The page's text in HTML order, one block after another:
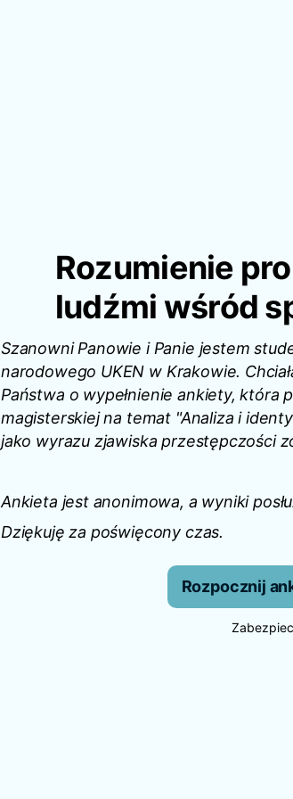
Rozumienie
ludźmi wśród
Szanowni Panowie i Panie jestem
narodowego UKEN w Krakowie.
Państwa o wypełnienie ankiety, która
magisterskiej na temat "Analiza i
jako wyrazu zjawiska przestępczości
Ankieta jest anonimowa, a wyniki
Dziękuję za poświęcony czas.
Rozpocznij